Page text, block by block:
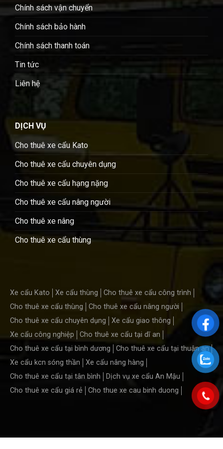
Chính sách vận chuyển
Chính sách bảo hành
Chính sách thanh toán
Tin tức
Liên hệ
DỊCH VỤ
Cho thuê xe cẩu Kato
Cho thuê xe cẩu chuyên dụng
Cho thuê xe cẩu hạng nặng
Cho thuê xe cẩu nâng người
Cho thuê xe nâng
Cho thuê xe cẩu thùng
Xe cẩu Kato Xe cẩu thùng
Cho thuê xe cẩu công trình
Cho thuê xe cẩu thùng
Cho thuê xe cẩu nâng người
Cho thuê xe cẩu chuyên dụng
Xe cẩu giao thông
Xe cẩu công nghiệp
Cho thuê xe cẩu tại dĩ an
Cho thuê xe cẩu tại bình dương
Cho thuê xe cẩu tại thuận an
Xe cẩu kcn sóng thần
Xe cẩu nâng hàng
Cho thuê xe cẩu tại tân bình
Dịch vụ xe cẩu An Mậu
Cho thuê xe cẩu giá rẻ
Cho thue xe cau binh duong